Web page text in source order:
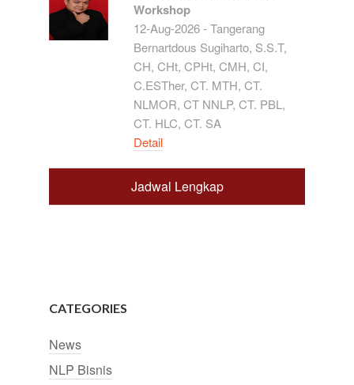
Workshop
12-Aug-2026 - Tangerang
Bernartdous Sugiharto, S.S.T,
CH, CHt, CPHt, CMH, CI,
C.ESTher, CT. MTH, CT.
NLMOR, CT NNLP, CT. PBL,
CT. HLC, CT. SA
Detail
Jadwal Lengkap
CATEGORIES
News
NLP Bisnis